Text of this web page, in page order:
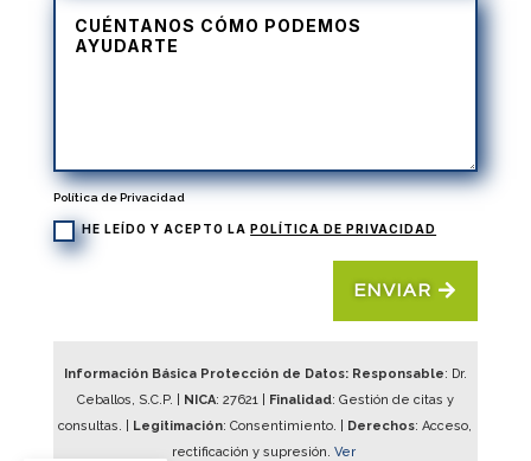
Política de Privacidad
HE LEÍDO Y ACEPTO LA POLÍTICA DE PRIVACIDAD
ENVIAR
Información Básica Protección de Datos: Responsable: Dr.
Ceballos, S.C.P. |
NICA: 27621| Finalidad: Gestión de citas y
consultas. |
Legitimación: Consentimiento. | Derechos: Acceso,
rectificación y supresión. Ver